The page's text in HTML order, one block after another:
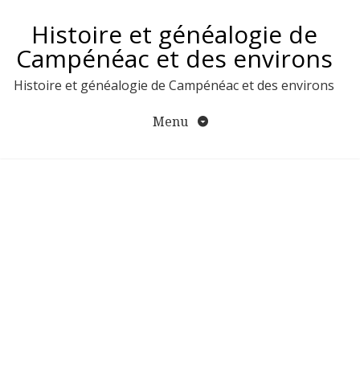
contenuHistoire et généalogie de
Campénéac et des environs
Histoire et généalogie de Campénéac et des environs
Menu